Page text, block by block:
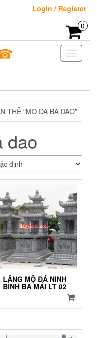
Login / Register
0
Toggle
☎
THẺ “MO DA BA DAO”
dao
LĂNG MỘ ĐÁ NINH
BÌNH BA MÁI LT 02